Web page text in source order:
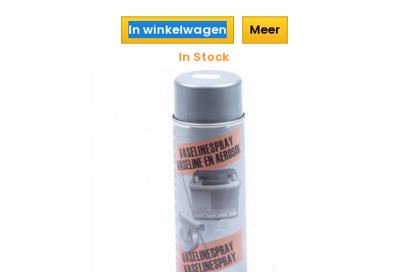
In winkelwagen
Meer
In Stock